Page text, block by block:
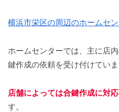
横浜市栄区の周辺のホームセ
ホームセンターでは、主に店
鍵作成の依頼を受け付けていま
店舗によっては合鍵作成に対
す。